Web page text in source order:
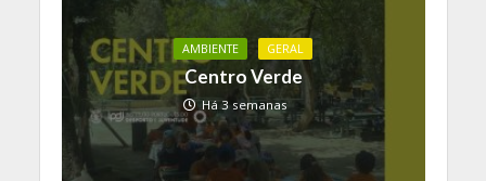
AMBIENTE GERAL
Centro Verde
Há 3 semanas